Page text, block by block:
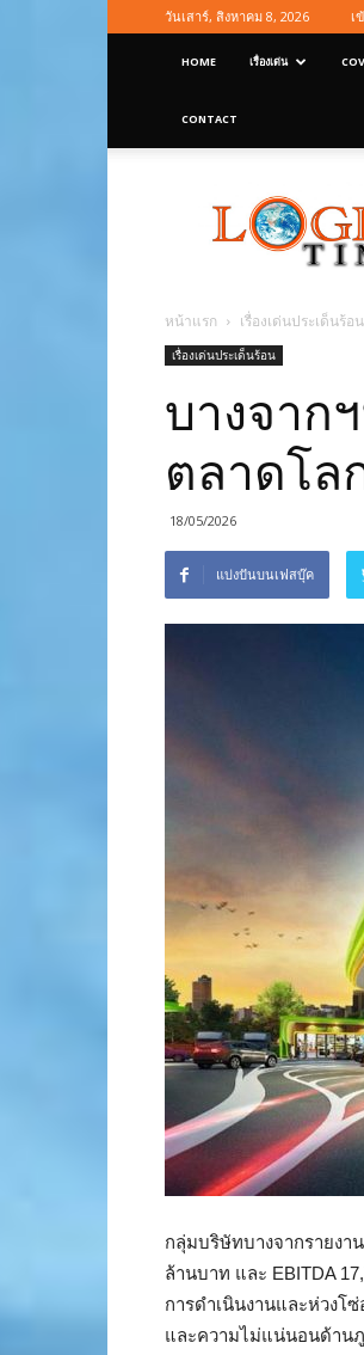
วันเสาร์, สิงหาคม 8, 2026 เ
HOME เรื่องเด่น
CONTACT
Magazine
หน้าแรก เรื่องเด่นประเด็นร้อน
เรื่องเด่นประเด็นร้อน
บางจาก
ตลาดโล
18/05/2026
แบ่งปันบนเฟสบุ๊ค
กลุ่มบริษัทบางจากรายงา
ล้านบาท และ EBITDA
การดำเนินงานและห่วง
และความไม่แน่นอนด้าน